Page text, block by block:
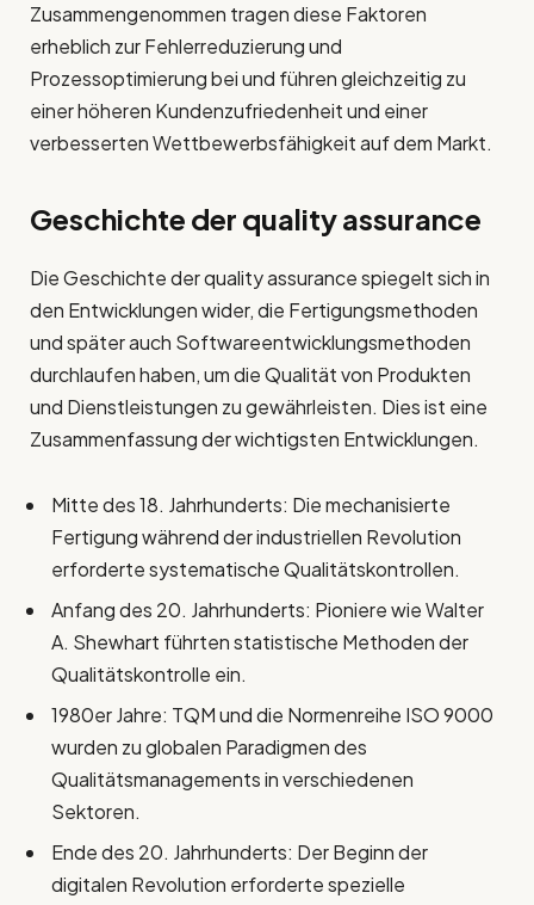
Zusammengenommen tragen diese Faktoren
erheblich zur Fehlerreduzierung und
Prozessoptimierung bei und führen gleichzeitig zu
einer höheren Kundenzufriedenheit und einer
verbesserten Wettbewerbsfähigkeit auf dem Markt.
Geschichte der quality assurance
Die Geschichte der quality assurance spiegelt sich in
den Entwicklungen wider, die Fertigungsmethoden
und später auch Softwareentwicklungsmethoden
durchlaufen haben, um die Qualität von Produkten
und Dienstleistungen zu gewährleisten. Dies ist eine
Zusammenfassung der wichtigsten Entwicklungen.
Mitte des 18. Jahrhunderts: Die mechanisierte
Fertigung während der industriellen Revolution
erforderte systematische Qualitätskontrollen.
Anfang des 20. Jahrhunderts: Pioniere wie Walter
A. Shewhart führten statistische Methoden der
Qualitätskontrolle ein.
1980er Jahre: TQM und die Normenreihe ISO 9000
wurden zu globalen Paradigmen des
Qualitätsmanagements in verschiedenen
Sektoren.
Ende des 20. Jahrhunderts: Der Beginn der
digitalen Revolution erforderte spezielle